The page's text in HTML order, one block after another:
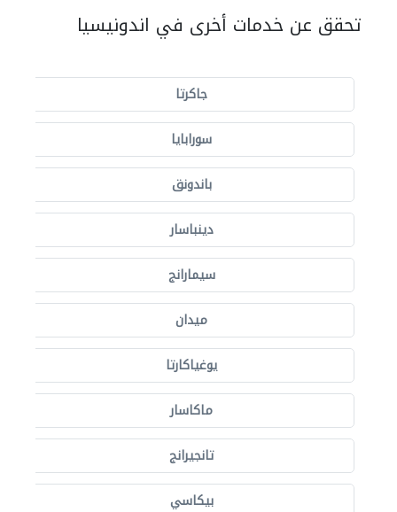
تحقق عن خدمات أخرى في اندونيسيا
جاكرتا
سورابايا
باندونق
دينباسار
سيمارانج
ميدان
يوغياكارتا
ماكاسار
تانجيرانج
بيكاسي